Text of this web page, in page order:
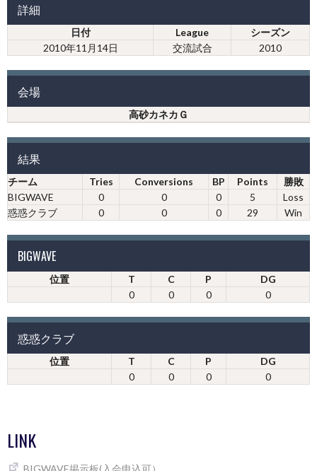
詳細
日付 League
シーズン
2010年11月14日
交流試合 2010
会場
高砂カネカＧ
結果
チーム Tries Conversions BP Points
勝敗
BIGWAVE
0 0 0 5
Loss
惑惑クラブ
0 0 0 29 Win
BIGWAVE
位置 T C P
DG
0
0 0 0
惑惑クラブ
位置 T C P
DG
0
0 0 0
LINK
BIGWAVE掲示板(入会申込可）